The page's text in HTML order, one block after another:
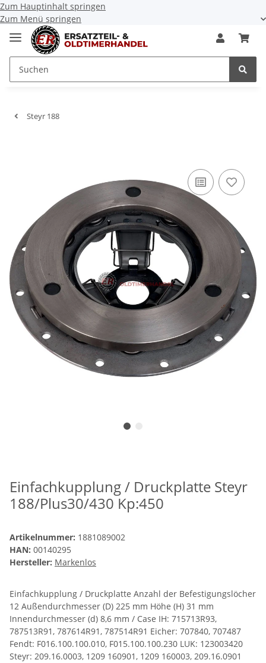
Zum Hauptinhalt springen
Zum Menü springen
Steyr 188
Einfachkupplung / Druckplatte Steyr
188/Plus30/430 Kp:450
Artikelnummer: 1881089002
HAN: 00140295
Hersteller: Markenlos
Einfachkupplung / Druckplatte Anzahl der Befestigungslöcher
12 Außendurchmesser (D) 225 mm Höhe (H) 31 mm
Innendurchmesser (d) 8,6 mm / Case IH: 715713R93,
787513R91, 787614R91, 787514R91 Eicher: 707840, 707487
Fendt: F016.100.100.010, F015.100.100.230 LUK: 123003420
Steyr: 209.16.0003, 1209 160901, 1209 160003, 209.16.0901